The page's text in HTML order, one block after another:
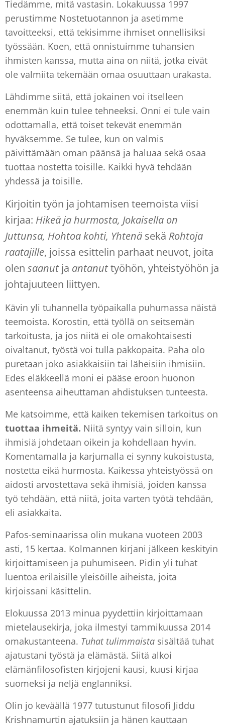
Tiedämme, mitä vastasin. Lokakuussa 1997
perustimme Nostetuotannon ja asetimme
tavoitteeksi, että tekisimme ihmiset onnellisiksi
työssään. Koen, että onnistuimme tuhansien
ihmisten kanssa, mutta aina on niitä, jotka eivät
ole valmiita tekemään omaa osuuttaan urakasta.
Lähdimme siitä, että jokainen voi itselleen
enemmän kuin tulee tehneeksi. Onni ei tule vain
odottamalla, että toiset tekevät enemmän
hyväksemme. Se tulee, kun on valmis
päivittämään oman päänsä ja haluaa sekä osaa
tuottaa nostetta toisille. Kaikki hyvä tehdään
yhdessä ja toisille.
Kirjoitin työn ja johtamisen teemoista viisi
kirjaa: Hikeä ja hurmosta, Jokaisella on
Juttunsa, Hohtoa kohti, Yhtenä sekä Rohtoja
raatajille, joissa esittelin parhaat neuvot, joita
olen saanut ja antanuttyöhön, yhteistyöhön ja
johtajuuteen liittyen.
Kävin yli tuhannella työpaikalla puhumassa näistä
teemoista. Korostin, että työllä on seitsemän
tarkoitusta, ja jos niitä ei ole omakohtaisesti
oivaltanut, työstä voi tulla pakkopaita. Paha olo
puretaan joko asiakkaisiin tai läheisiin ihmisiin.
Edes eläkkeellä moni ei pääse eroon huonon
asenteensa aiheuttaman ahdistuksen tunteesta.
Me katsoimme, että kaiken tekemisen tarkoitus on
tuottaa ihmeitä. Niitä syntyy vain silloin, kun
ihmisiä johdetaan oikein ja kohdellaan hyvin.
Komentamalla ja karjumalla ei synny kukoistusta,
nostetta eikä hurmosta. Kaikessa yhteistyössä on
aidosti arvostettava sekä ihmisiä, joiden kanssa
työ tehdään, että niitä, joita varten työtä tehdään,
eli asiakkaita.
Pafos-seminaarissa olin mukana vuoteen 2003
asti, 15 kertaa. Kolmannen kirjani jälkeen keskityin
kirjoittamiseen ja puhumiseen. Pidin yli tuhat
luentoa erilaisille yleisöille aiheista, joita
kirjoissani käsittelin.
Elokuussa 2013 minua pyydettiin kirjoittamaan
mietelausekirja, joka ilmestyi tammikuussa 2014
omakustanteena. Tuhat tulimmaista sisältää tuhat
ajatustani työstä ja elämästä. Siitä alkoi
elämänfilosofisten kirjojeni kausi, kuusi kirjaa
suomeksi ja neljä englanniksi.
Olin jo keväällä 1977 tutustunut filosofi Jiddu
Krishnamurtin ajatuksiin ja hänen kauttaan